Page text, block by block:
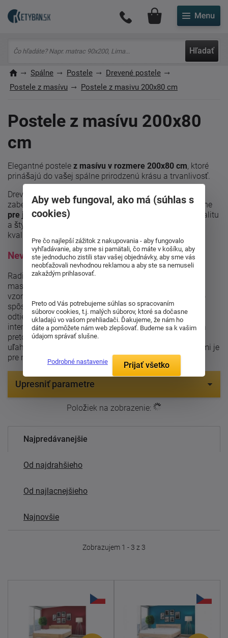
Hľadať
Môj účet
Spálne Postele
Drevené postele
Postele z masívu
Postele z masivu 200x80 cm
Postele z masívu 200x80
cm
Elegantné postele z masívu v rozmere 200x80 cm, ktoré
prinášajú do vašej spálne prirodzenú krásu a trvanlivosť.
Drevený rám týchto postelí jepevný a stabilný
zabezpečujúci pohodlný spánok. Tieto postele sú ideálne
pre jednotlivcov, študentov alebo hostí
, ktorí ocenia kvalitu
a štýl. Vyberte si svoju masívnu posteľ a doprajte si
kvalitný odpočinok.
Neviete si rady s odtieňom?
Radi vámuľahčíme výber
masívnu posteľ. Naši zákazníci si totiž môžu objednať
vzorkovník drevín, ktorý vám zašleme až domov. Týmto
spôsobom si môžete v pokoji prezrieť a porovnať rôzne
odtiene dreva a zvoliť ten, ktorý najlepšie ladí s vaším
interiérom. Dôležité je, aby bol váš výber úplne presný, a
preto sme tu pre vás, aby sme vám výber čo najviac
uľahčili. Vaša spokojnosť s našimi masívnymi posteľami je
pre nás prioritou.
Upresniť parametre
Položiek na zobrazenie:
Najpredávanejšie
Od najdrahšieho
Od najlacnejšieho
Najnovšie
Zobrazujem 1 - 3 z 3
Aby web fungoval, ako má (súhlas s
cookies)
Pre čo najlepší zážitok z nakupovania - aby fungovalo
vyhľadávanie, aby sme si pamätali, čo máte v košíku, aby
ste jednoducho zistili stav vašej objednávky, aby sme vás
neobťažovali nevhodnou reklamou a aby ste sa nemuseli
zakaždým prihlasovať.
Preto od Vás potrebujeme súhlas so spracovaním
súborov cookies, t.j. malých súborov, ktoré sa dočasne
ukladajú vo vašom prehliadači. Ďakujeme, že nám ho
dáte a pomôžete nám web zlepšovať. Budeme sa k vašim
údajom správať slušne.
Podrobné nastavenie Prijať všetko